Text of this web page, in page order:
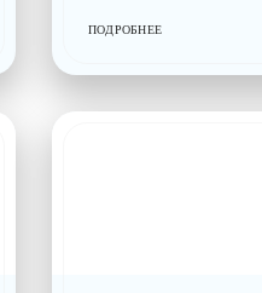
ПОДРОБНЕЕ